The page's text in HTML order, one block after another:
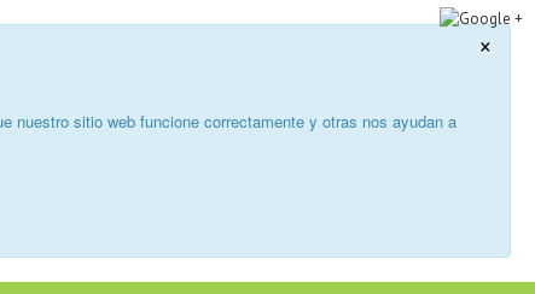
×
nuestro sitio web funcione correctamente y otras nos ayudan a